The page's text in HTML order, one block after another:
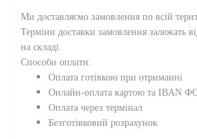
Ми доставляємо замовлення по всій
Терміни доставки замовлення залежать
на складі.
Способи оплати:
Оплата готівкою при отриманні
Онлайн-оплата картою та IBAN
Оплата через термінал
Безготівковий розрахунок